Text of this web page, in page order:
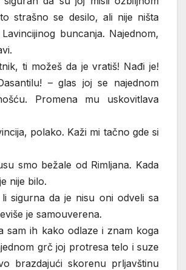
strašno se desilo, ali nije ništa
buncanja. Najednom,
ti možeš da je vratiš! Nađi je!
– glas joj se najednom
Promena mu uskovitlava
polako. Kaži mi tačno gde si
smo bežale od Rimljana. Kada
nije bilo.
li sigurna da je nisu oni odveli sa
je samouverena.
sam ih kako odlaze i znam koga
grč joj protresa telo i suze
brazdajući skorenu prljavštinu